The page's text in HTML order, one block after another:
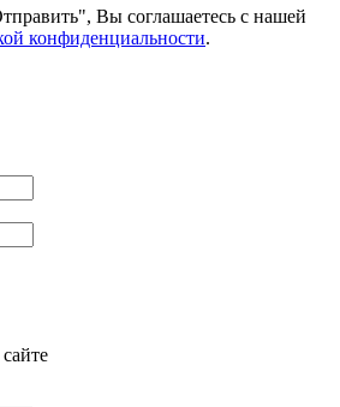
Вы соглашаетесь с нашей
конфиденциальности.